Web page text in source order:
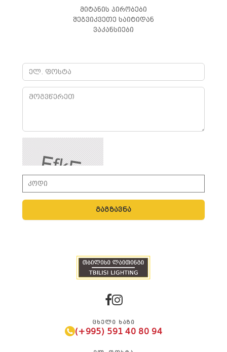
მიტანის პირობები
შეგვიკვეთე საიტიდან
ვაკანსიები
გაგზავნა
ᲪᲮᲔᲚᲘ ᲮᲐᲖᲘ
(+995) 591 40 80 94